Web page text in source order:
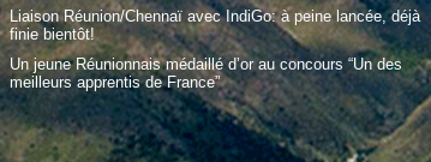
Liaison Réunion/Chennaï avec IndiGo: à peine lancée, déjà
finie bientôt!
Un jeune Réunionnais médaillé d’or au concours “Un des
meilleurs apprentis de France”